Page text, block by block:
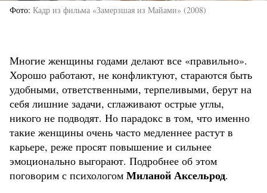
Фото Кадр из фильма «Замерзшая из Майами» (2008)
Многие женщины годами делают все «правильно».
Хорошо работают, не конфликтуют, стараются быть
удобными, ответственными, терпеливыми, берут на
себя лишние задачи, сглаживают острые углы,
никого не подводят. Но парадокс в том, что именно
такие женщины очень часто медленнее растут в
карьере, реже просят повышение и сильнее
эмоционально выгорают. Подробнее об этом
поговорим с психологом Миланой Аксельрод.